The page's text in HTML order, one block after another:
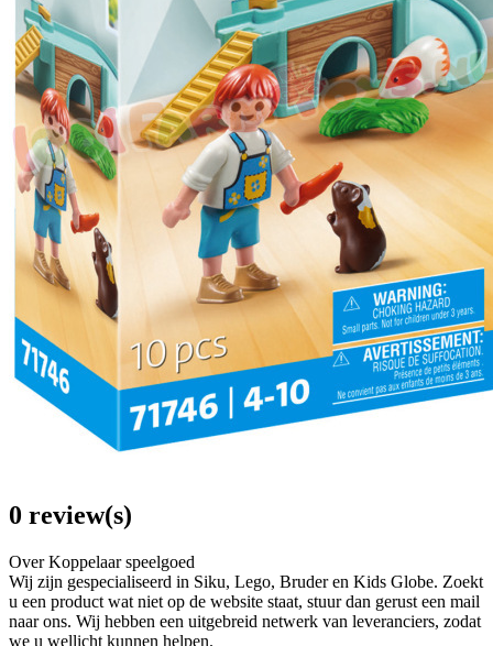
0 review(s)
Over Koppelaar speelgoed
Wij zijn gespecialiseerd in Siku, Lego, Bruder en Kids Globe. Zoekt
u een product wat niet op de website staat, stuur dan gerust een mail
naar ons. Wij hebben een uitgebreid netwerk van leveranciers, zodat
we u wellicht kunnen helpen.